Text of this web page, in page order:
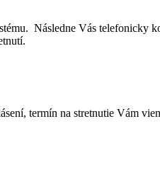
Následne Vás telefonicky
termín na stretnutie Vám